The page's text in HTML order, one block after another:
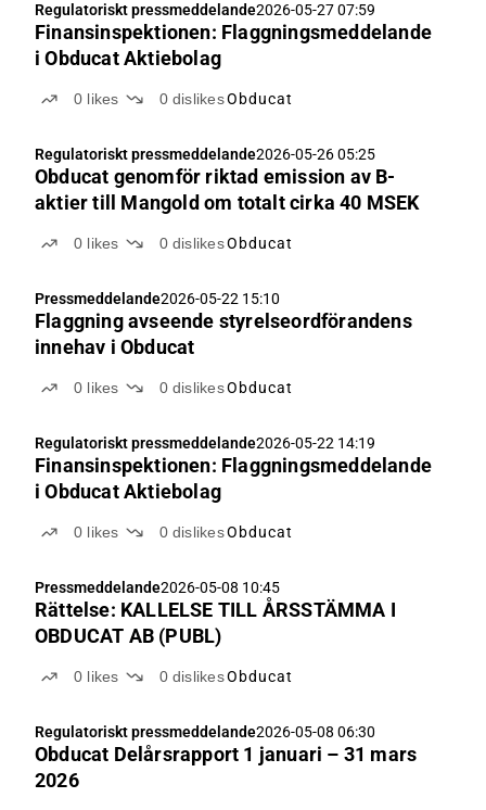
Regulatoriskt pressmeddelande2026-05-27 07:59
Finansinspektionen: Flaggningsmeddelande
i Obducat Aktiebolag
0 likes 0 dislikesObducat
Regulatoriskt pressmeddelande2026-05-26 05:25
Obducat genomför riktad emission av B-
aktier till Mangold om totalt cirka 40 MSEK
0 likes 0 dislikesObducat
Pressmeddelande2026-05-22 15:10
Flaggning avseende styrelseordförandens
innehav i Obducat
0 likes 0 dislikesObducat
Regulatoriskt pressmeddelande2026-05-22 14:19
Finansinspektionen: Flaggningsmeddelande
i Obducat Aktiebolag
0 likes 0 dislikesObducat
Pressmeddelande2026-05-08 10:45
Rättelse: KALLELSE TILL ÅRSSTÄMMA I
OBDUCAT AB (PUBL)
0 likes 0 dislikesObducat
Regulatoriskt pressmeddelande2026-05-08 06:30
Obducat Delårsrapport 1 januari – 31 mars
2026